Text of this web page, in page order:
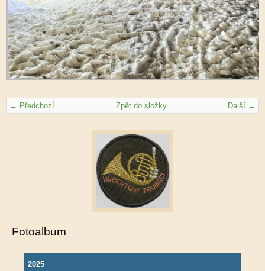
← Předchozí Další →
Zpět do složky
Fotoalbum
2025